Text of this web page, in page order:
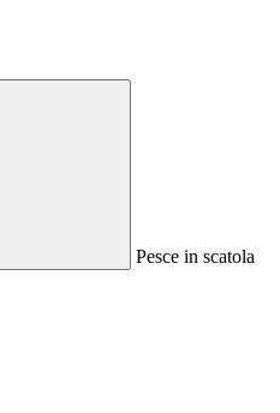
Pesce in scatola